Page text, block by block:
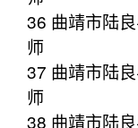
36 曲靖市陆
师
37 曲靖市陆
师
38 曲靖市陆